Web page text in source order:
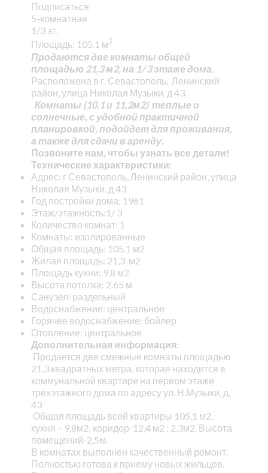
Подписаться
5-комнатная
1/3 эт.
Площадь: 105.1 м2
Продаются две комнаты общей
площадью 21,3 м2, на 1/ 3 этаже дома.
Расположена в г. Севастополь, Ленинский
район, улица Николая Музыки, д 43.
Комнаты (10.1 и 11,2м2) теплые и
солнечные, с удобной практичной
планировкой, подойдет для проживания,
а также для сдачи в аренду.
Позвоните нам, чтобы узнать все детали!
Технические характеристики:
Адрес: г Севастополь, Ленинский район, улица
Николая Музыки, д 43
Год постройки дома: 1961
Этаж/этажность:1/ 3
Количество комнат: 1
Комнаты: изолированные
Общая площадь: 105.1 м2
Жилая площадь: 21,3 м2
Площадь кухни: 9.8 м2
Высота потолка: 2.65 м
Санузел: раздельный
Водоснабжение: центральное
Горячее водоснабжение: бойлер
Отопление: центральное
Дополнительная информация:
Продается две смежные комнаты площадью
21,3 квадратных метра, которая находится в
коммунальной квартире на первом этаже
трехэтажного дома по адресу ул. Н.Музыки, д.
43
Общая площадь всей квартиры 105,1 м2,
кухня – 9,8м2; коридор-12,4 м2 ; 2,3м2. Высота
помещений-2,5м.
В комнатах выполнен качественный ремонт.
Полностью готова к приему новых жильцов.